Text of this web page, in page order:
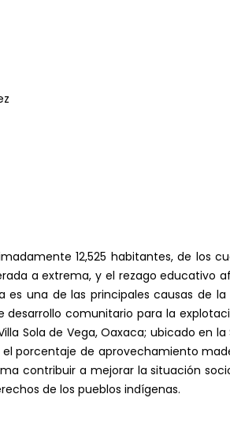
12,525 habitantes, de los
a extrema, y el rezago educativo
es una de las principales causas de
comunitario para la
Sola de Vega, Oaxaca; ubicado en
porcentaje de aprovechamiento
contribuir a mejorar la situación
de los pueblos indígenas.